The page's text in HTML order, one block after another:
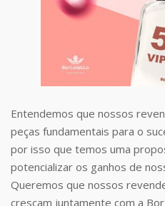
Entendemos que nossos
peças fundamentais para o
por isso que temos uma
potencializar os ganhos de
Queremos que nossos
cresçam juntamente com a